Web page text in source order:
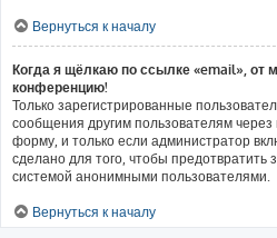
Вернуться к началу
Когда я щёлкаю по ссылке «email», от
конференцию!
Только зарегистрированные
сообщения другим пользователям
форму, и только если администратор
сделано для того, чтобы предотвратить
системой анонимными пользователями.
Вернуться к началу